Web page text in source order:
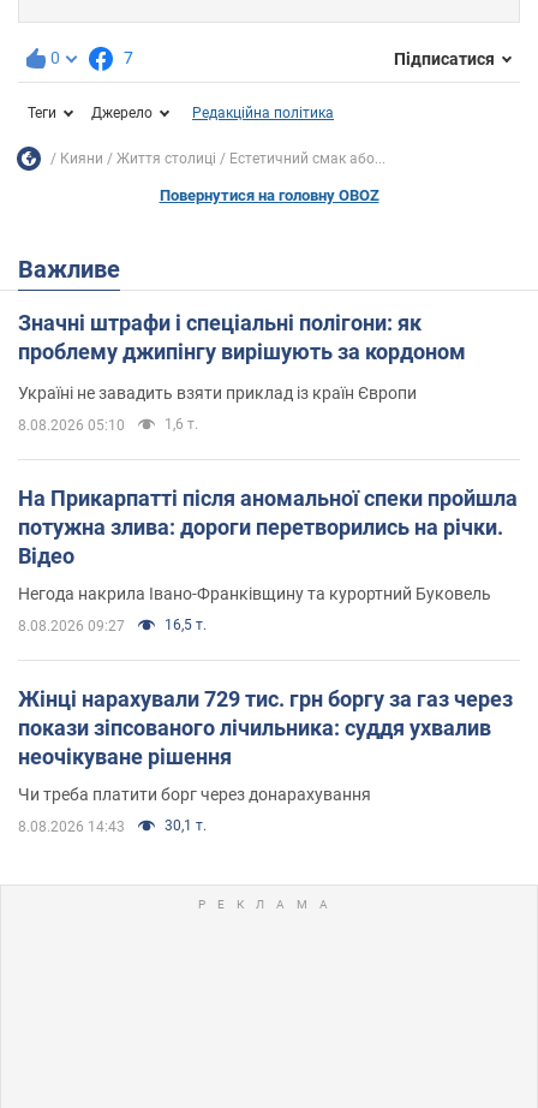
0 7 Підписатися
Теги Джерело Редакційна політика
Кияни Життя столиці Естетичний смак або...
Повернутися на головну OBOZ
Важливе
Значні штрафи і спеціальні полігони: як
проблему джипінгу вирішують за кордоном
Україні не завадить взяти приклад із країн Європи
8.08.2026 05:10 1,6 т.
На Прикарпатті після аномальної спеки пройшла
потужна злива: дороги перетворились на річки.
Відео
Негода накрила Івано-Франківщину та курортний Буковель
8.08.2026 09:27 16,5 т.
Жінці нарахували 729 тис. грн боргу за газ через
покази зіпсованого лічильника: суддя ухвалив
неочікуване рішення
Чи треба платити борг через донарахування
8.08.2026 14:43 30,1 т.